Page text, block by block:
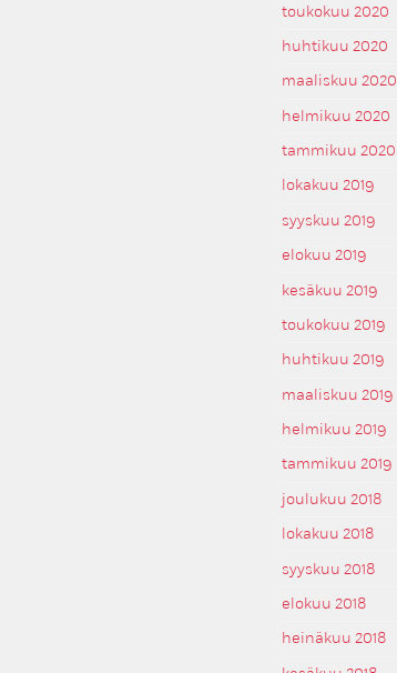
toukokuu 2020
huhtikuu 2020
maaliskuu 2020
helmikuu 2020
tammikuu 2020
lokakuu 2019
syyskuu 2019
elokuu 2019
kesäkuu 2019
toukokuu 2019
huhtikuu 2019
maaliskuu 2019
helmikuu 2019
tammikuu 2019
joulukuu 2018
lokakuu 2018
syyskuu 2018
elokuu 2018
heinäkuu 2018